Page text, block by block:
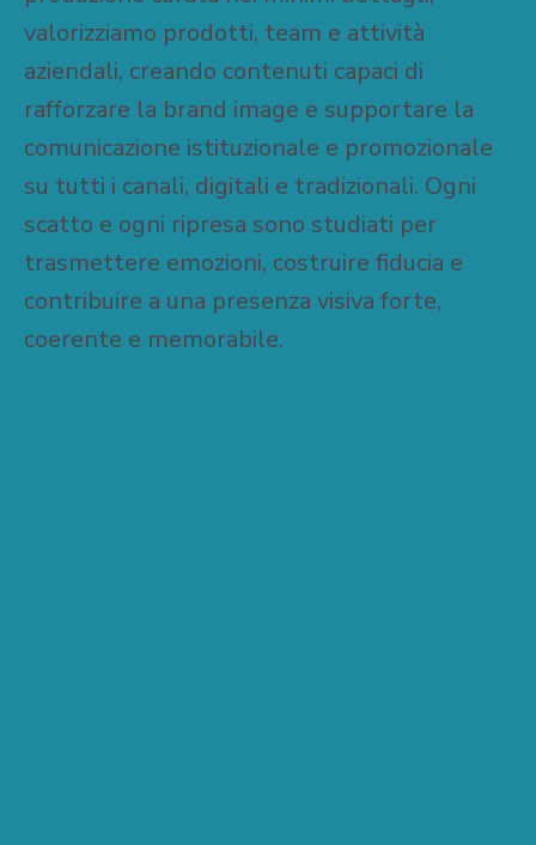
valorizziamo prodotti, team e attività
aziendali, creando contenuti capaci di
rafforzare la brand image e supportare la
comunicazione istituzionale e promozionale
su tutti i canali, digitali e tradizionali. Ogni
scatto e ogni ripresa sono studiati per
trasmettere emozioni, costruire fiducia e
contribuire a una presenza visiva forte,
coerente e memorabile.